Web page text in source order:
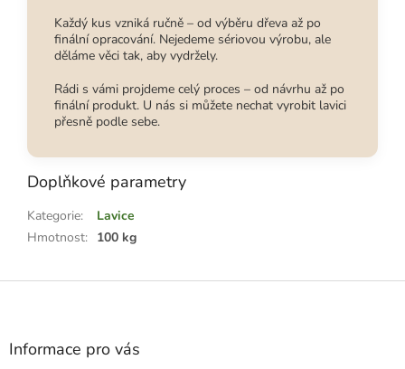
Každý kus vzniká ručně – od výběru dřeva až po
finální opracování. Nejedeme sériovou výrobu, ale
děláme věci tak, aby vydržely.
Rádi s vámi projdeme celý proces – od návrhu až po
finální produkt. U nás si můžete nechat vyrobit lavici
přesně podle sebe.
Doplňkové parametry
Kategorie:
Lavice
Hmotnost: 100 kg
Z
Informace pro vás